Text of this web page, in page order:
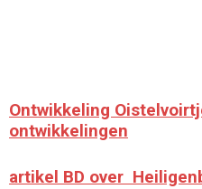
Ontwikkeling
ontwikkelingen
artikel BD over